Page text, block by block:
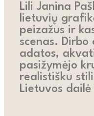
Lili Janina
lietuvių
peizažus ir
scenas. Dirbo
adatos,
pasižymėjo
realistišku
Lietuvos dailė